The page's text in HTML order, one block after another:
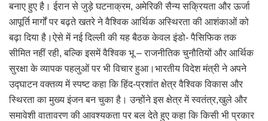
बनाए हुए है। ईरान से जुड़े घटनाक्रम, अमेरिकी सैन्य सक्रियता और ऊर्जा
आपूर्ति मार्गों पर बढ़ते खतरे ने वैश्विक आर्थिक अस्थिरता की आशंकाओं को
बढ़ा दिया है।ऐसे में नई दिल्ली की यह बैठक केवल इंडो- पैसिफिक तक
सीमित नहीं रही, बल्कि इसमें वैश्विक भू – राजनीतिक चुनौतियों और आर्थिक
सुरक्षा के व्यापक पहलुओं पर भी विचार हुआ।भारतीय विदेश मंत्री ने अपने
उद्घाटन वक्तव्य में स्पष्ट कहा कि हिंद-प्रशांत क्षेत्र वैश्विक विकास और
स्थिरता का मुख्य इंजन बन चुका है। उन्होंने इस क्षेत्र में स्वतंत्र,खुले और
समावेशी वातावरण की आवश्यकता पर बल देते हुए कहा कि किसी भी प्रकार